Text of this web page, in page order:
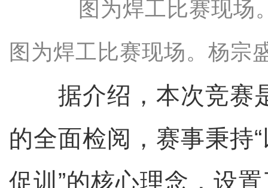
图为焊工比赛现场。杨
据介绍，本次竞赛
的全面检阅，赛事秉持
促训”的核心理念，设